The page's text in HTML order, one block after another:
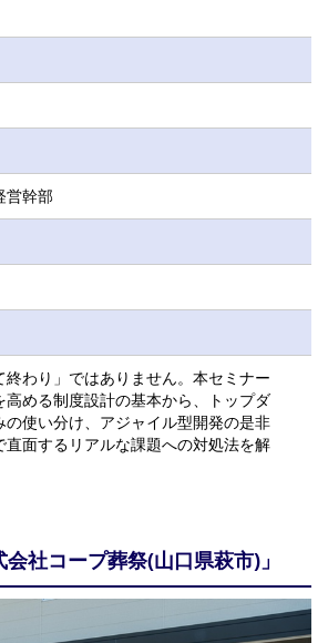
営幹部
終わり」ではありません。本セミナー
高める制度設計の基本から、トップダ
の使い分け、アジャイル型開発の是非
直面するリアルな課題への対処法を解
社コープ葬祭(山口県萩市)」